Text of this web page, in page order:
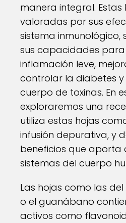
manera integral. Estas
valoradas por sus
sistema inmunológico,
sus capacidades
inflamación leve,
controlar la diabetes
cuerpo de toxinas. En
exploraremos una
utiliza estas hojas
infusión depurativa, y
beneficios que aporta
sistemas del cuerpo
Las hojas como las
o el guanábano
activos como